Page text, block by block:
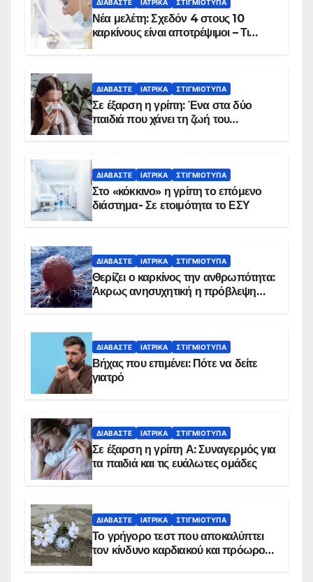
ΔΙΑΒΆΣΤΕ ΙΑΤΡΙΚΆ ΣΤΙΓΜΙΌΤΥΠΑ
Νέα μελέτη: Σχεδόν 4 στους 10
καρκίνους είναι αποτρέψιμοι – Τι
ΔΙΑΒΆΣΤΕ ΙΑΤΡΙΚΆ ΣΤΙΓΜΙΌΤΥΠΑ
Σε έξαρση η γρίπη: Ένα στα δύο
παιδιά που χάνει τη ζωή του
ΔΙΑΒΆΣΤΕ ΙΑΤΡΙΚΆ ΣΤΙΓΜΙΌΤΥΠΑ
Στο «κόκκινο» η γρίπη το επόμενο
διάστημα- Σε ετοιμότητα το ΕΣΥ
ΔΙΑΒΆΣΤΕ ΙΑΤΡΙΚΆ ΣΤΙΓΜΙΌΤΥΠΑ
Θερίζει ο καρκίνος την ανθρωπότητα:
Άκρως ανησυχητική η πρόβλεψη…
ΔΙΑΒΆΣΤΕ ΙΑΤΡΙΚΆ ΣΤΙΓΜΙΌΤΥΠΑ
Βήχας που επιμένει: Πότε να δείτε
γιατρό
ΔΙΑΒΆΣΤΕ ΙΑΤΡΙΚΆ ΣΤΙΓΜΙΌΤΥΠΑ
Σε έξαρση η γρίπη Α: Συναγερμός για
τα παιδιά και τις ευάλωτες ομάδες
ΔΙΑΒΆΣΤΕ ΙΑΤΡΙΚΆ ΣΤΙΓΜΙΌΤΥΠΑ
Το γρήγορο τεστ που αποκαλύπτει
τον κίνδυνο καρδιακού και πρόωρου